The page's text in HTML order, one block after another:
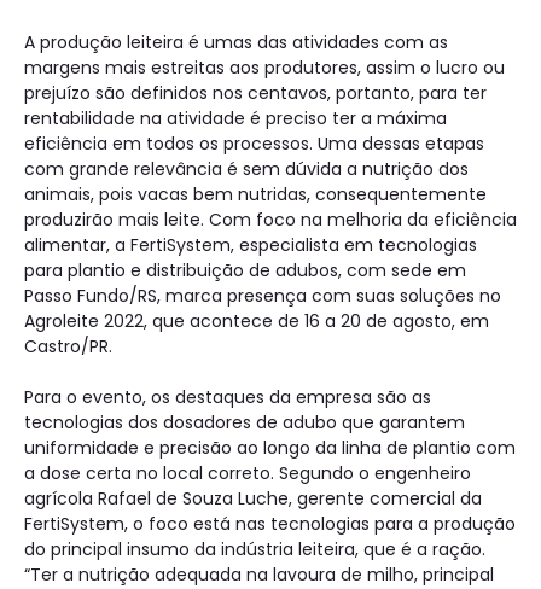
A produção leiteira é umas das atividades com as
margens mais estreitas aos produtores, assim o lucro ou
prejuízo são definidos nos centavos, portanto, para ter
rentabilidade na atividade é preciso ter a máxima
eficiência em todos os processos. Uma dessas etapas
com grande relevância é sem dúvida a nutrição dos
animais, pois vacas bem nutridas, consequentemente
produzirão mais leite. Com foco na melhoria da eficiência
alimentar, a FertiSystem, especialista em tecnologias
para plantio e distribuição de adubos, com sede em
Passo Fundo/RS, marca presença com suas soluções no
Agroleite 2022, que acontece de 16 a 20 de agosto, em
Castro/PR.
Para o evento, os destaques da empresa são as
tecnologias dos dosadores de adubo que garantem
uniformidade e precisão ao longo da linha de plantio com
a dose certa no local correto. Segundo o engenheiro
agrícola Rafael de Souza Luche, gerente comercial da
FertiSystem, o foco está nas tecnologias para a produção
do principal insumo da indústria leiteira, que é a ração.
“Ter a nutrição adequada na lavoura de milho, principal